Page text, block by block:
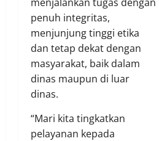
penuh integritas,
menjunjung tinggi etika
dan tetap dekat dengan
masyarakat, baik dalam
dinas maupun di luar
dinas.
“Mari kita tingkatkan
pelayanan kepada